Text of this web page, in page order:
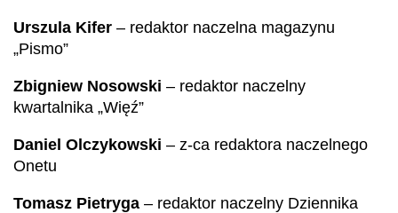
Urszula Kifer – redaktor naczelna magazynu
„Pismo”
Zbigniew Nosowski – redaktor naczelny
kwartalnika „Więź”
Daniel Olczykowski – z-ca redaktora naczelnego
Onetu
Tomasz Pietryga – redaktor naczelny Dziennika